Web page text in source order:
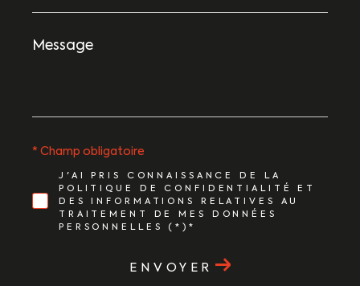
Message
*
J'AI PRIS CONNAISSANCE DE LA
POLITIQUE DE CONFIDENTIALITÉ ET
DES INFORMATIONS RELATIVES AU
TRAITEMENT DE MES DONNÉES
PERSONNELLES (*)*
* Champ obligatoire
ENVOYER